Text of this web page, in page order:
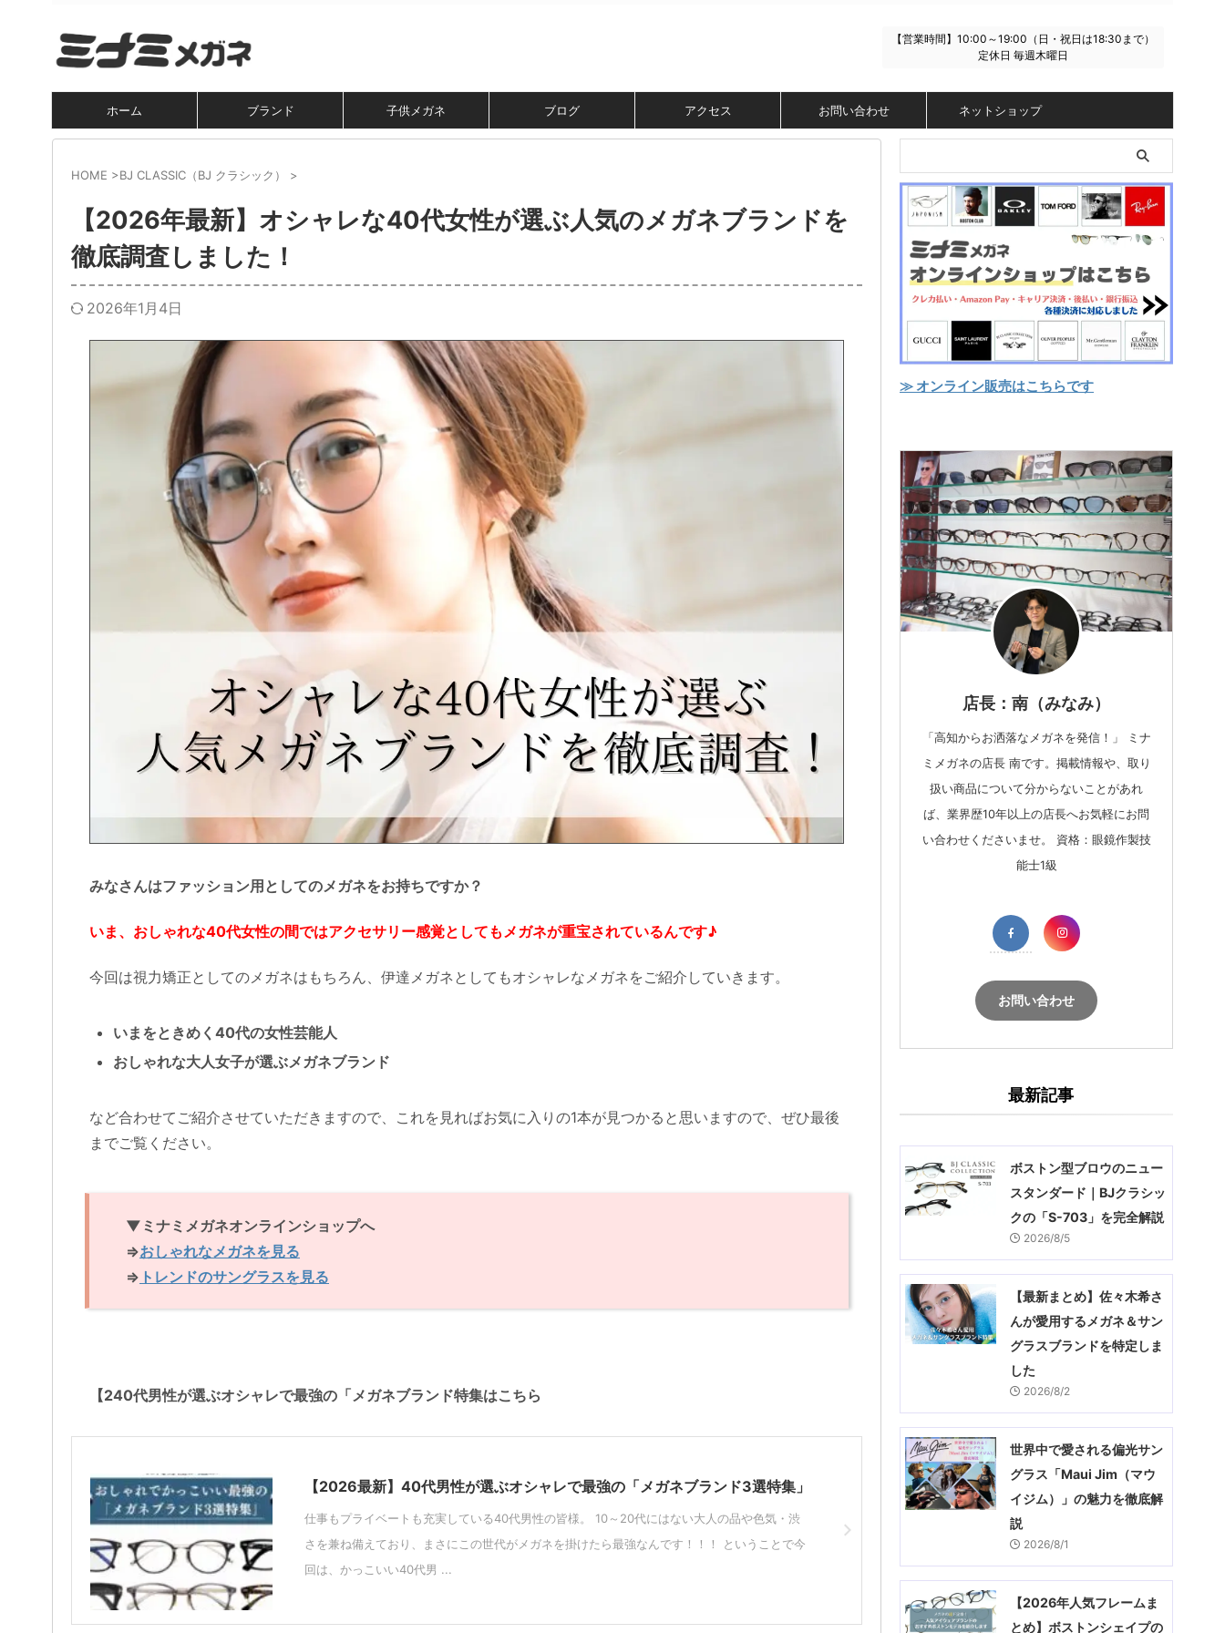
【営業時間】10:00～19:00（日・祝日は18:30まで）
定休日 毎週木曜日
ホーム ブランド 子供メガネ ブログ アクセス お問い合わせ ネットショップ
HOME >BJ CLASSIC（BJ クラシック） >
【2026年最新】オシャレな40代女性が選ぶ人気のメガネブランドを
徹底調査しました！
2026年1月4日
みなさんはファッション用としてのメガネをお持ちですか？
いま、おしゃれな40代女性の間ではアクセサリー感覚としてもメガネが重宝されているんです♪
今回は視力矯正としてのメガネはもちろん、伊達メガネとしてもオシャレなメガネをご紹介していきます。
いまをときめく40代の女性芸能人
おしゃれな大人女子が選ぶメガネブランド
など合わせてご紹介させていただきますので、これを見ればお気に入りの1本が見つかると思いますので、ぜひ最後
までご覧ください。
▼ミナミメガネオンラインショップへ
⇒おしゃれなメガネを見る
⇒ トレンドのサングラスを見る
【240代男性が選ぶオシャレで最強の「メガネブランド特集はこちら
【2026最新】40代男性が選ぶオシャレで最強の「メガネブランド3選特集」
仕事もプライベートも充実している40代男性の皆様。 10～20代にはない大人の品や色気・渋
さを兼ね備えており、まさにこの世代がメガネを掛けたら最強なんです！！！ ということで今
回は、かっこいい40代男 ...
≫ オンライン販売はこちらです
店長：南（みなみ）
「高知からお洒落なメガネを発信！」 ミナ
ミメガネの店長 南です。掲載情報や、取り
扱い商品について分からないことがあれ
ば、業界歴10年以上の店長へお気軽にお問
い合わせくださいませ。 資格：眼鏡作製技
能士1級
お問い合わせ
最新記事
ボストン型ブロウのニュー
スタンダード｜BJクラシッ
クの「S-703」を完全解説
2026/8/5
【最新まとめ】佐々木希さ
んが愛用するメガネ＆サン
グラスブランドを特定しま
した
2026/8/2
世界中で愛される偏光サン
グラス「Maui Jim（マウ
イジム）」の魅力を徹底解
説
2026/8/1
【2026年人気フレームま
とめ】ボストンシェイプの